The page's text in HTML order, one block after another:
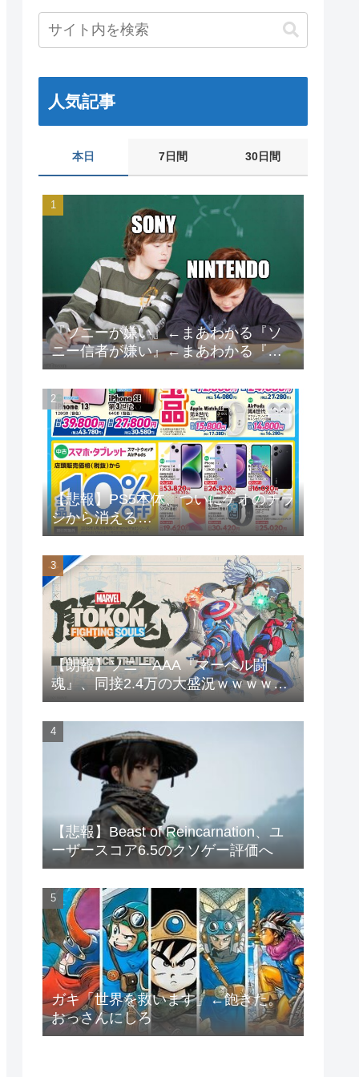
人気記事
本日 7日間 30日間
『ソニーが嫌い』←まあわかる『ソ
ニー信者が嫌い』←まあわかる『任
天堂信者が嫌い』←まあわかる
【悲報】PS5本体、ついにゲオのチラ
シから消える…
【朗報】ソニーAAA『マーベル闘
魂』、同接2.4万の大盛況ｗｗｗｗｗ
ｗ
【悲報】Beast of Reincarnation、ユ
ーザースコア6.5のクソゲー評価へ
ガキ「世界を救います」←飽きた。
おっさんにしろ